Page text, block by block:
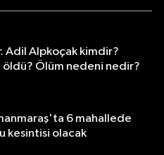
Adil Alpkoçak kimdir?
öldü? Ölüm nedeni nedir?
6 mahallede
kesintisi olacak